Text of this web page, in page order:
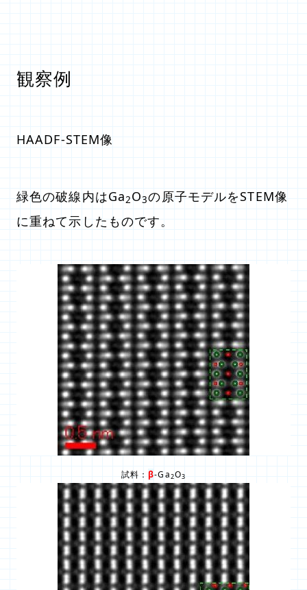
観察例
HAADF-STEM像
緑色の破線内はGa2O3の原子モデルをSTEM像
に重ねて示したものです。
試料： β-Ga2O3